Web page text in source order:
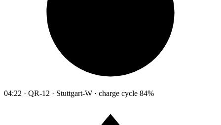
04:22 · QR-12 · Stuttgart-W · charge cycle 84%